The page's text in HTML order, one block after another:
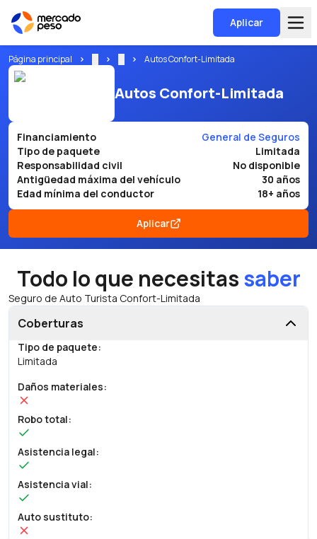
Aplicar
Página principal Autos Confort-Limitada
Autos Confort-Limitada
Financiamiento
General de Seguros
Tipo de paquete
Limitada
Responsabilidad civil
No disponible
Antigüedad máxima del vehículo
30 años
Edad mínima del conductor
18+ años
Aplicar
Todo lo que necesitassaber
Seguro de Auto Turista Confort-Limitada
Coberturas
Tipo de paquete:
Limitada
Daños materiales:
Robo total:
Asistencia legal:
Asistencia vial:
Auto sustituto: